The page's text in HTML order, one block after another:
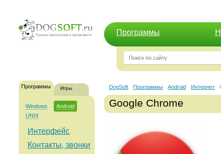
Программы
Программы Игры
Windows
Android
UNIX
Интерфейс
Контакты, звонки
DogSoft Программы Android Интернет
Google Chrome